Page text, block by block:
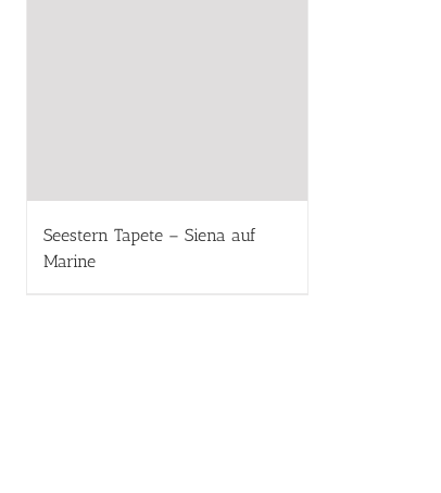
Seestern Tapete – Siena auf
Marine